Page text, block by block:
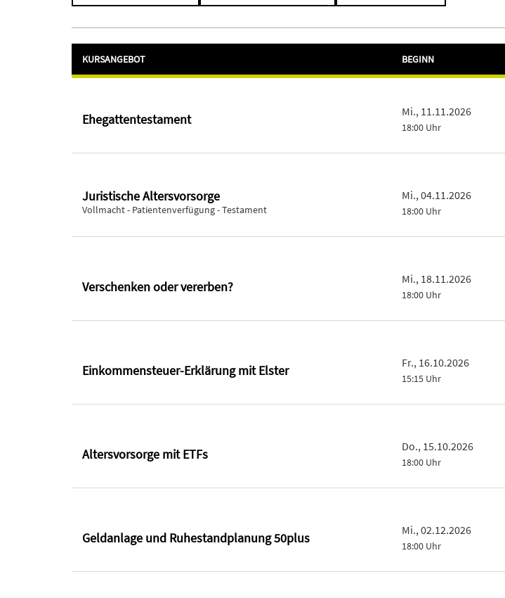
KURSANGEBOT BEGINN
Ehegattentestament Mi., 11.11.2026
18:00 Uhr
Juristische Altersvorsorge
Vollmacht - Patientenverfügung - Testament
Mi., 04.11.2026
18:00 Uhr
Verschenken oder vererben? Mi., 18.11.2026
18:00 Uhr
Einkommensteuer-Erklärung mit Elster Fr., 16.10.2026
15:15 Uhr
Altersvorsorge mit ETFs Do., 15.10.2026
18:00 Uhr
Geldanlage und Ruhestandplanung 50plus Mi., 02.12.2026
18:00 Uhr